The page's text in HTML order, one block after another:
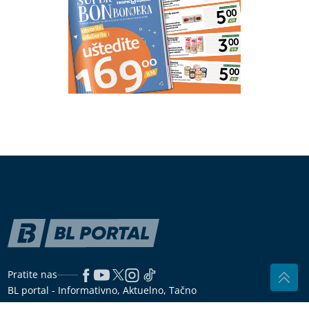
Pratite nas
BL portal - Informativno, Aktuelno, Tačno